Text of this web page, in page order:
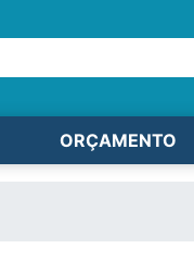
ORÇAMENTO